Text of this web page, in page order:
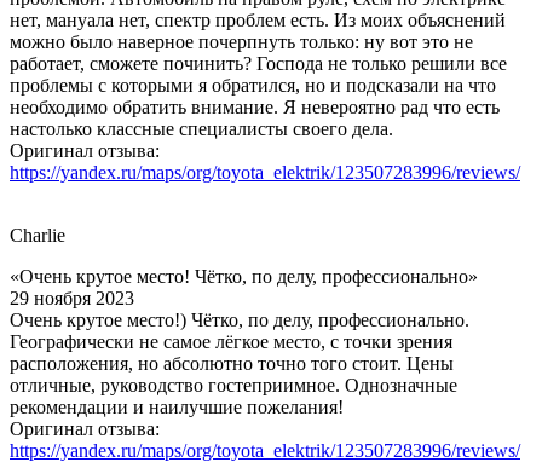
нет, мануала нет, спектр проблем есть. Из моих объяснений
можно было наверное почерпнуть только: ну вот это не
работает, сможете починить? Господа не только решили все
проблемы с которыми я обратился, но и подсказали на что
необходимо обратить внимание. Я невероятно рад что есть
настолько классные специалисты своего дела.
Оригинал отзыва:
https://yandex.ru/maps/org/toyota_elektrik/123507283996/reviews/
Charlie
«Очень крутое место! Чётко, по делу, профессионально»
29 ноября 2023
Очень крутое место!) Чётко, по делу, профессионально.
Географически не самое лёгкое место, с точки зрения
расположения, но абсолютно точно того стоит. Цены
отличные, руководство гостеприимное. Однозначные
рекомендации и наилучшие пожелания!
Оригинал отзыва:
https://yandex.ru/maps/org/toyota_elektrik/123507283996/reviews/